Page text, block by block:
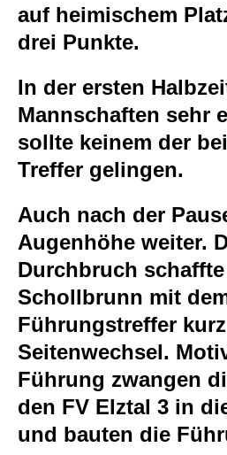
auf heimischem
drei Punkte.
In der ersten
Mannschaften sehr
sollte keinem der
Treffer gelingen.
Auch nach der
Augenhöhe weiter.
Durchbruch
Schollbrunn mit
Führungstreffer
Seitenwechsel.
Führung zwangen
den FV Elztal 3 in
und bauten die